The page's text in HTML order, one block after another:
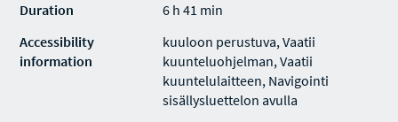
Duration
6 h 41 min
Accessibility
information
kuuloon perustuva, Vaatii
kuunteluohjelman, Vaatii
kuuntelulaitteen, Navigointi
sisällysluettelon avulla